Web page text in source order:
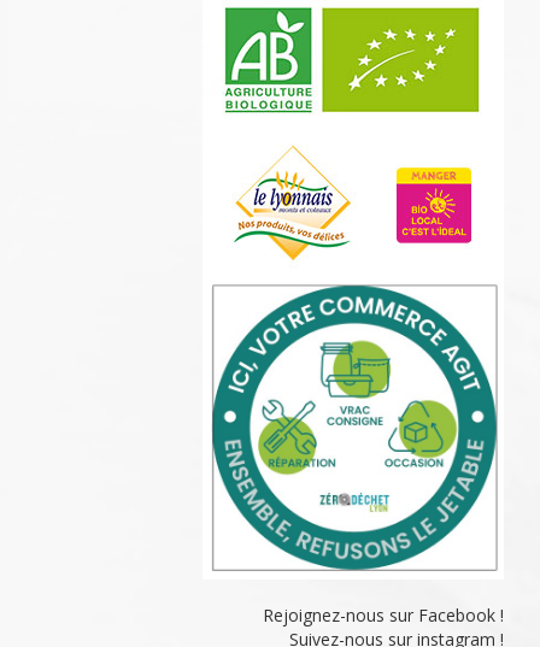
Rejoignez-nous sur Facebook !
Suivez-nous sur instagram !